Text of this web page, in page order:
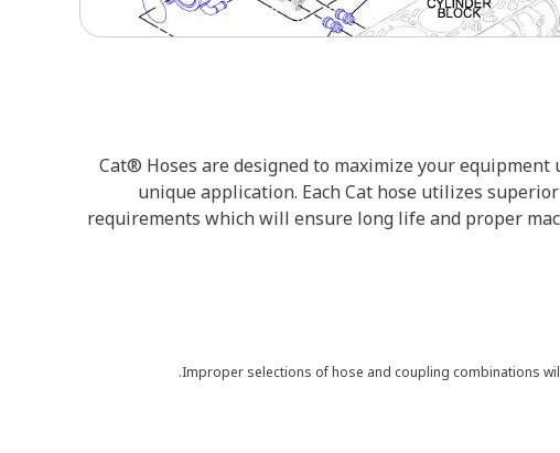
Cat® Hoses are designed to maximize your
unique application. Each Cat hose utilizes
requirements which will ensure long life and proper
Improper selections of hose and coupling combinations